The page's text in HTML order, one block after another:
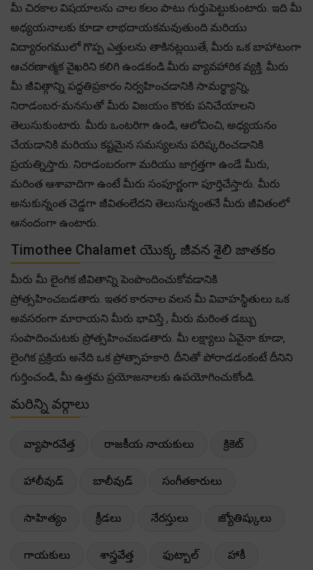
మీ చిరకాల విషయాలను చాల కలం పాటు గుర్తుపెట్టుకుంటారు. ఇది మీ
అధ్యయనాలకు కూడా లాభదాయకమవుతుంది మరియు
విద్యారంగములో గొప్ప ఎత్తులను తాకినట్లయితే, మీరు ఒక బాహాటంగా
ఆచరణాత్మక వైఖరిని కలిగి ఉండకండి.మీరు వ్యావహారిక వ్యక్తి. మీరు
మీ జీవిత్గాన్ని పద్ధతిప్రకారం నిర్వహించడానికి సామర్థ్యాన్ని,
నిరాడంబర-మనసుతో మీరు విజయం కొరకు పనిచేయాలని
తెలుసుకుంటారు. మీరు ఒంటరిగా ఉండి, ఆలోచించి, అధ్యయనం
చేయడానికి మరియు కష్టమైన సమస్యలను పరిష్కరించడానికి
ప్రయత్నిస్తారు. నిరాడంబరంగా మరియు జాగ్రత్తగా ఉండే మీరు,
మరింత ఆశావాదిగా ఉంటే మీరు సంపూర్ణంగా పూర్తిచేస్తారు. మీరు
అనుకున్నంత చెడ్డగా జీవితంలేదని తెలుసున్నంతనే మీరు జీవితంలో
ఆనందంగా ఉంటారు.
Timothee Chalamet యొక్క జీవన శైలి జాతకం
మీరు మీ లైంగిక జీవితాన్ని పెంపొందించుకోవడానికి
ప్రోత్సహించబడతారు. ఇతర కారనాల వలన మీ వివాహస్థితులు ఒక
అవసరంగా మారాయని మీరు భావిస్తే , మీరు మరింత డబ్బు
సంపాదించుటకు ప్రోత్సహించబడతారు. మీ లక్ష్యాలు ఏవైనా కూడా,
లైంగిక ప్రక్రియ అనేది ఒక ప్రోత్సాహకారి. దీనితో పోరాడడంకంటే దీనిని
గుర్తించండి, మీ ఉత్తమ ప్రయోజనాలకు ఉపయోగించుకోండి.
మరిన్ని వర్గాలు
వ్యాపారవేత్త రాజకీయ నాయకులు క్రికెట్
హాలీవుడ్ బాలీవుడ్ సంగీతకారులు
సాహిత్యం క్రీడలు నేరస్తులు జ్యోతిష్కులు
గాయకులు శాస్త్రవేత్త ఫుట్బాల్ హాకీ